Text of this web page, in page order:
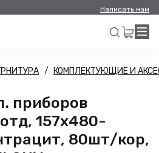
Написать нам
Искать
КОМПЛЕКТУЮЩИЕ И
приборов
157х480-
80шт/кор,